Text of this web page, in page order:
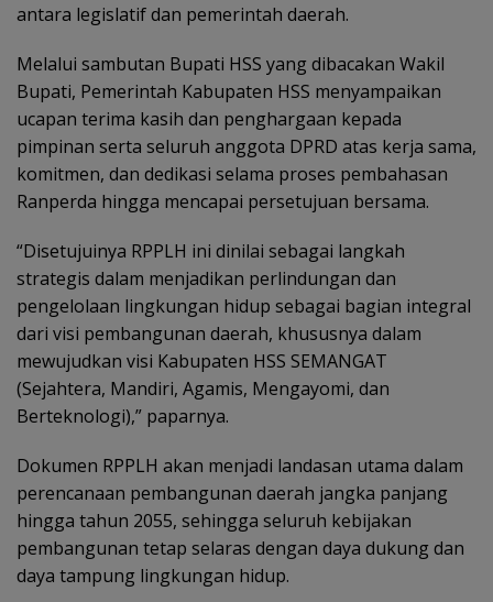
antara legislatif dan pemerintah daerah.
Melalui sambutan Bupati HSS yang dibacakan Wakil
Bupati, Pemerintah Kabupaten HSS menyampaikan
ucapan terima kasih dan penghargaan kepada
pimpinan serta seluruh anggota DPRD atas kerja sama,
komitmen, dan dedikasi selama proses pembahasan
Ranperda hingga mencapai persetujuan bersama.
“Disetujuinya RPPLH ini dinilai sebagai langkah
strategis dalam menjadikan perlindungan dan
pengelolaan lingkungan hidup sebagai bagian integral
dari visi pembangunan daerah, khususnya dalam
mewujudkan visi Kabupaten HSS SEMANGAT
(Sejahtera, Mandiri, Agamis, Mengayomi, dan
Berteknologi),” paparnya.
Dokumen RPPLH akan menjadi landasan utama dalam
perencanaan pembangunan daerah jangka panjang
hingga tahun 2055, sehingga seluruh kebijakan
pembangunan tetap selaras dengan daya dukung dan
daya tampung lingkungan hidup.